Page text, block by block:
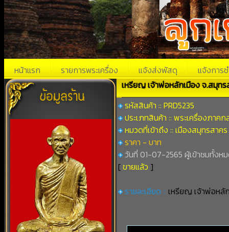
หน้าแรก รายการพระเครื่อง แจ้งส่งพัสดุ แจ้งการช
เหรียญ เจ้าพ่อหลักเมือง จ.สมุท
รหัสสินค้า :: PRD5235
ประเภทสินค้า :: พระเครื่องภาคก
หมวดที่เข้าถึง :: เมืองสมุทรสาคร
ราคา - บาท
วันที่ 01-07-2565 ผู้เข้าชมทั้งห
[ขายแล้ว ]
รายละเอียด :: เหรียญ เจ้าพ่อหลั